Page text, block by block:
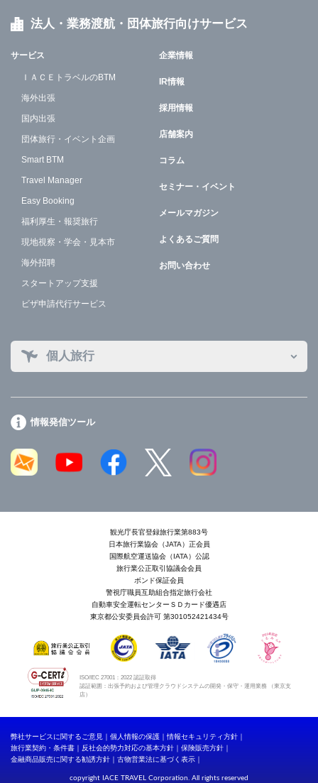
法人・業務渡航・団体旅行向けサービス
サービス
ＩＡＣＥトラベルのBTM
海外出張
国内出張
団体旅行・イベント企画
Smart BTM
Travel Manager
Easy Booking
福利厚生・報奨旅行
現地視察・学会・見本市
海外招聘
スタートアップ支援
ビザ申請代行サービス
企業情報
IR情報
採用情報
店舗案内
コラム
セミナー・イベント
メールマガジン
よくあるご質問
お問い合わせ
個人旅行
情報発信ツール
観光庁長官登録旅行業第883号
日本旅行業協会（JATA）正会員
国際航空運送協会（IATA）公認
旅行業公正取引協議会会員
ボンド保証会員
警視庁職員互助組合指定旅行会社
自動車安全運転センターＳＤカード優遇店
東京都公安委員会許可 第301052421434号
ISO/IEC 27001：2022 認証取得
認証範囲：出張予約および管理クラウドシステムの開発・保守・運用業務 （東京支
店）
弊社サービスに関するご意見 個人情報の保護
情報セキュリティ方針
旅行業契約・条件書
反社会的勢力対応の基本方針
保険販売方針
金融商品販売に関する勧誘方針
古物営業法に基づく表示
copyright IACE TRAVEL Corporation. All rights reserved